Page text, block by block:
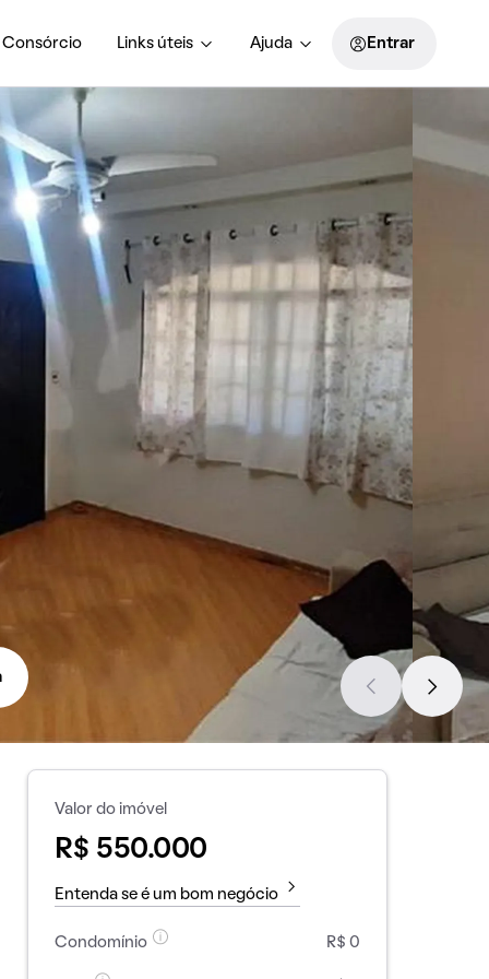
Consórcio Links úteis Ajuda Entrar
Valor do imóvel
R$ 550.000
Entenda se é um bom negócio
Condomínio R$ 0